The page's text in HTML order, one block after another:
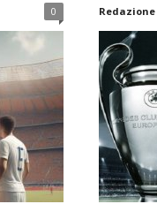
0 Redazione